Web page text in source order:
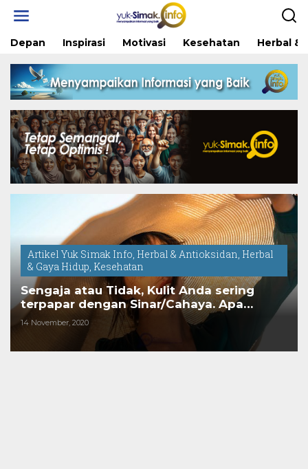
Depan Inspirasi Motivasi Kesehatan Herbal &
Artikel Yuk Simak Info, Herbal & Antioksidan, Herbal
& Gaya Hidup, Kesehatan
Sengaja atau Tidak, Kulit Anda sering
terpapar dengan Sinar/Cahaya. Apa
risikonya?
14 November, 2020